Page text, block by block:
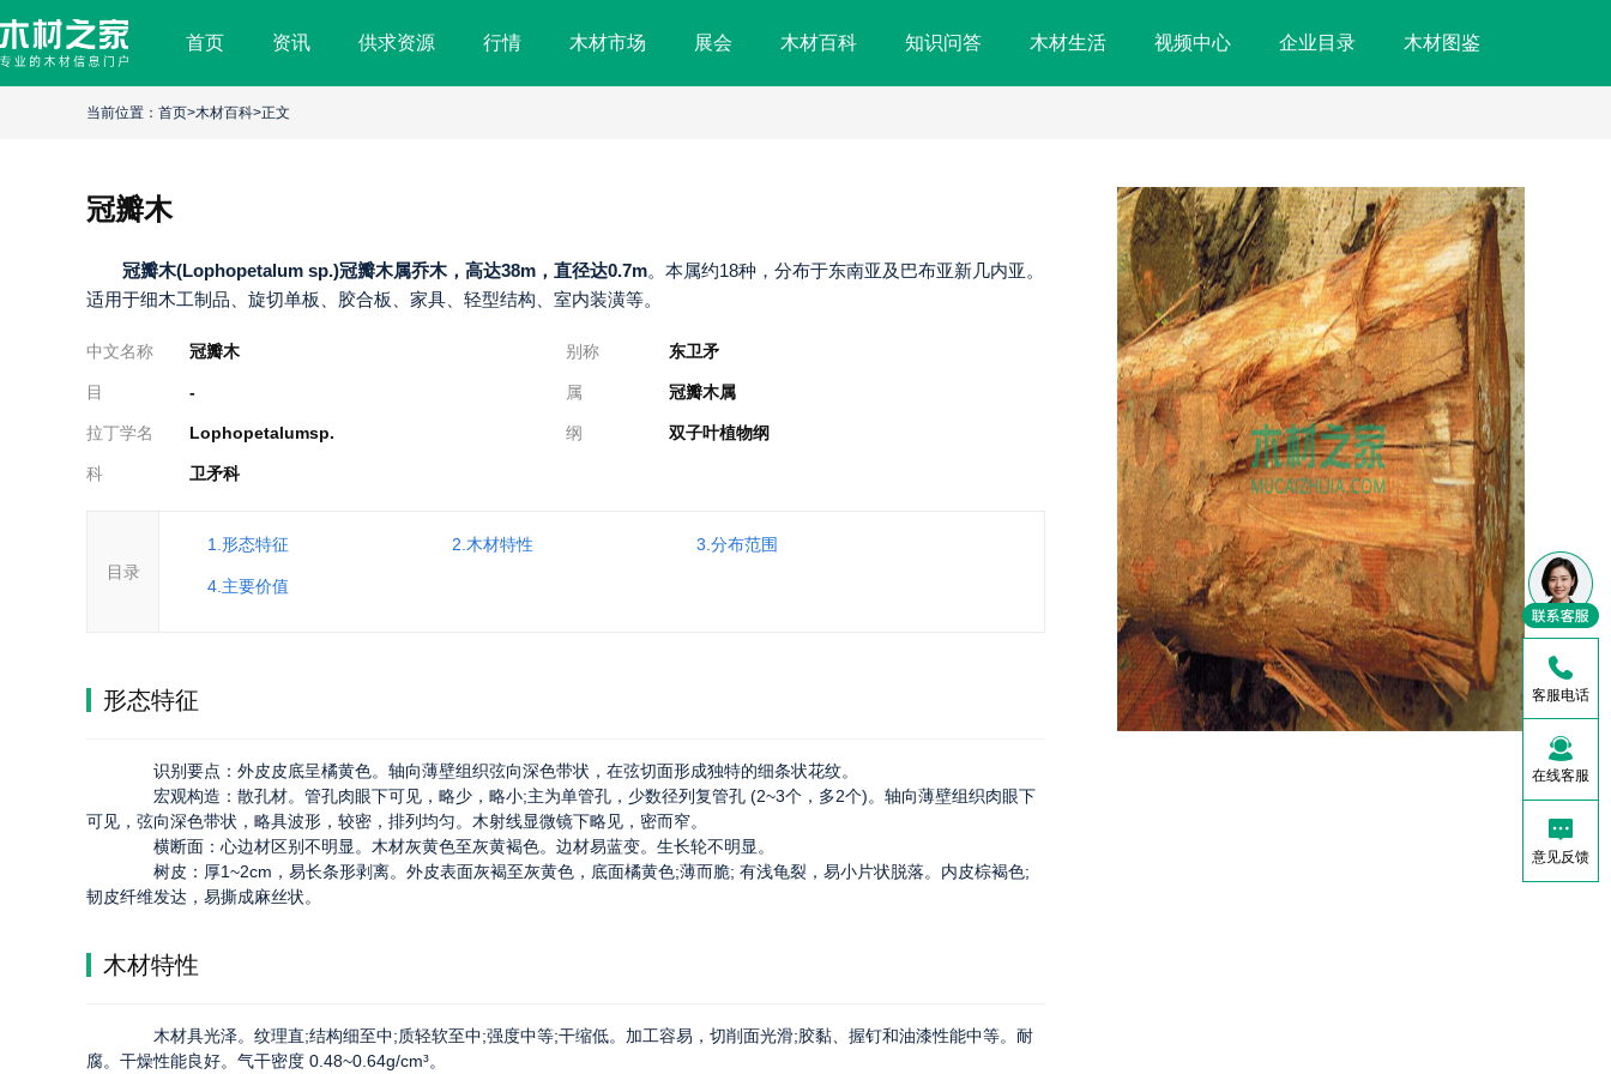
首页 资讯 供求资源 行情 木材市场 展会 木材百科 知识问答 木材生活 视频中心 企业目录 木材图鉴
客服电话
在线客服
意见反馈
当前位置： 首页>木材百科>正文
冠瓣木
冠瓣木(Lophopetalum sp.)冠瓣木属乔木，高达38m，直径达0.7m。本属约18种，分布于东南亚及巴布亚新几内亚。
适用于细木工制品、旋切单板、胶合板、家具、轻型结构、室内装潢等。
中文名称 冠瓣木 别称 东卫矛
目 - 属 冠瓣木属
拉丁学名 Lophopetalumsp. 纲 双子叶植物纲
科 卫矛科
目录
1.形态特征 2.木材特性 3.分布范围
4.主要价值
形态特征
识别要点：外皮皮底呈橘黄色。轴向薄壁组织弦向深色带状，在弦切面形成独特的细条状花纹。
宏观构造：散孔材。管孔肉眼下可见，略少，略小;主为单管孔，少数径列复管孔 (2~3个，多2个)。轴向薄壁组织肉眼下
可见，弦向深色带状，略具波形，较密，排列均匀。木射线显微镜下略见，密而窄。
横断面：心边材区别不明显。木材灰黄色至灰黄褐色。边材易蓝变。生长轮不明显。
树皮：厚1~2cm，易长条形剥离。外皮表面灰褐至灰黄色，底面橘黄色;薄而脆; 有浅龟裂，易小片状脱落。内皮棕褐色;
韧皮纤维发达，易撕成麻丝状。
木材特性
木材具光泽。纹理直;结构细至中;质轻软至中;强度中等;干缩低。加工容易，切削面光滑;胶黏、握钉和油漆性能中等。耐
腐。干燥性能良好。气干密度 0.48~0.64g/cm³。